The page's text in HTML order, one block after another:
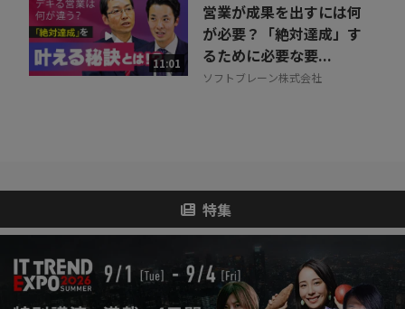
11:01
営業が成果を出すには何
が必要？「絶対達成」す
るために必要な要...
ソフトブレーン株式会社
特集